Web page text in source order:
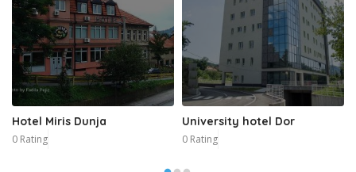
Hotel Miris Dunja
0 Rating
University hotel Dor
0 Rating